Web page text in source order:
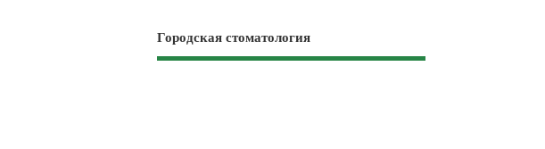
Городская стоматология